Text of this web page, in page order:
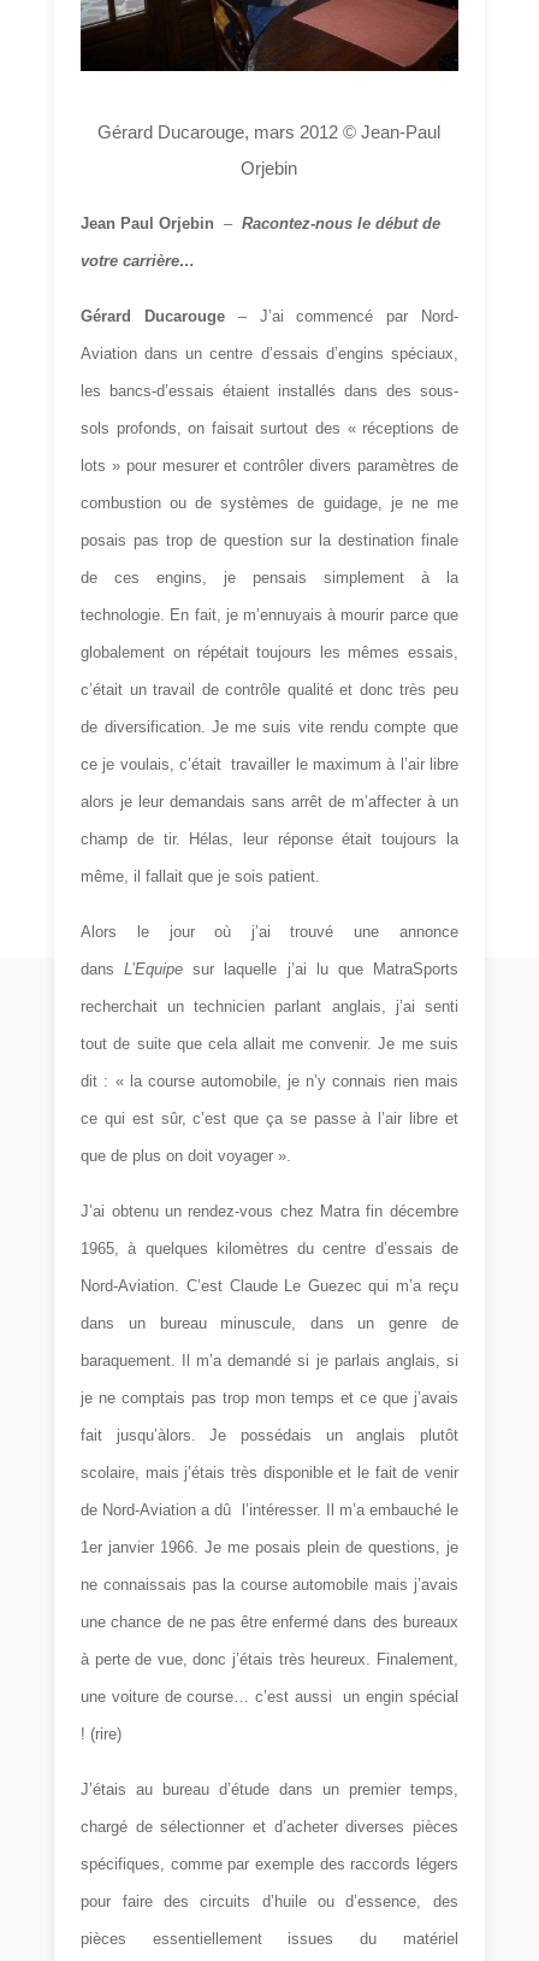
Gérard Ducarouge, mars 2012 © Jean-Paul
Orjebin
Jean Paul Orjebin– Racontez-nous le début de
votre carrière…
Gérard Ducarouge– J’ai commencé par Nord-
Aviation dans un centre d’essais d’engins spéciaux,
les bancs-d’essais étaient installés dans des sous-
sols profonds, on faisait surtout des « réceptions de
lots » pour mesurer et contrôler divers paramètres de
combustion ou de systèmes de guidage, je ne me
posais pas trop de question sur la destination finale
de ces engins, je pensais simplement à la
technologie. En fait, je m’ennuyais à mourir parce que
globalement on répétait toujours les mêmes essais,
c’était un travail de contrôle qualité et donc très peu
de diversification. Je me suis vite rendu compte que
ce je voulais, c’était travailler le maximum à l’air libre
alors je leur demandais sans arrêt de m’affecter à un
champ de tir. Hélas, leur réponse était toujours la
même, il fallait que je sois patient.
Alors le jour où j’ai trouvé une annonce
dansL’Equipe sur laquelle j’ai lu que MatraSports
recherchait un technicien parlant anglais, j’ai senti
tout de suite que cela allait me convenir. Je me suis
dit : « la course automobile, je n’y connais rien mais
ce qui est sûr, c’est que ça se passe à l’air libre et
que de plus on doit voyager ».
J’ai obtenu un rendez-vous chez Matra fin décembre
1965, à quelques kilomètres du centre d’essais de
Nord-Aviation. C’est Claude Le Guezec qui m’a reçu
dans un bureau minuscule, dans un genre de
baraquement. Il m’a demandé si je parlais anglais, si
je ne comptais pas trop mon temps et ce que j’avais
fait jusqu’àlors. Je possédais un anglais plutôt
scolaire, mais j’étais très disponible et le fait de venir
de Nord-Aviation a dû l’intéresser. Il m’a embauché le
1er janvier 1966. Je me posais plein de questions, je
ne connaissais pas la course automobile mais j’avais
une chance de ne pas être enfermé dans des bureaux
à perte de vue, donc j’étais très heureux. Finalement,
une voiture de course… c’est aussi un engin spécial
! (rire)
J’étais au bureau d’étude dans un premier temps,
chargé de sélectionner et d’acheter diverses pièces
spécifiques, comme par exemple des raccords légers
pour faire des circuits d’huile ou d’essence, des
pièces essentiellement issues du matériel